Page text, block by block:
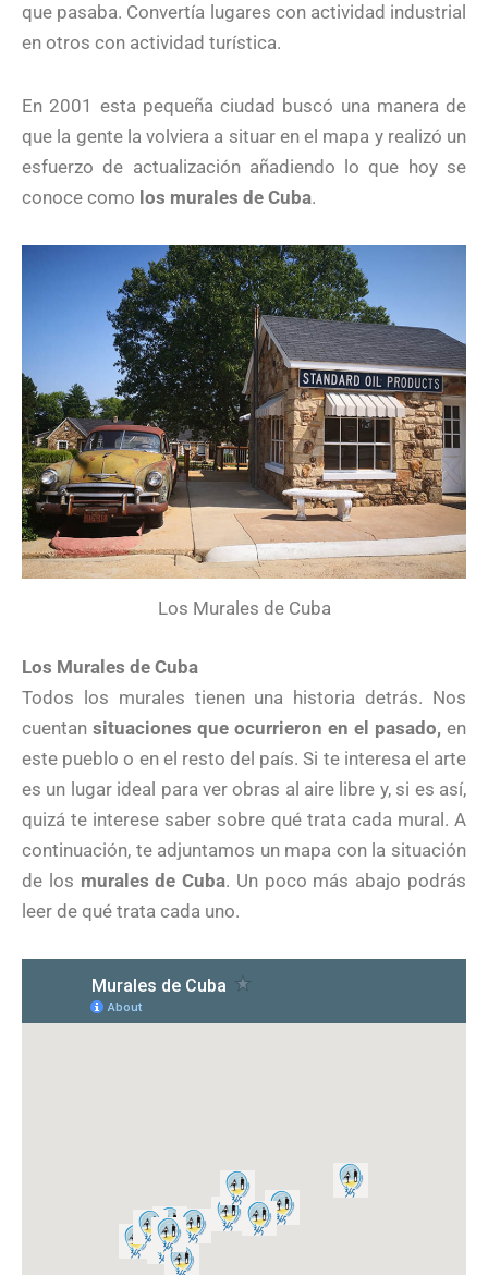
que pasaba. Convertía lugares con actividad industrial
en otros con actividad turística.
En 2001 esta pequeña ciudad buscó una manera de
que la gente la volviera a situar en el mapa y realizó un
esfuerzo de actualización añadiendo lo que hoy se
conoce como los murales de Cuba.
Los Murales de Cuba
Los Murales de Cuba
Todos los murales tienen una historia detrás. Nos
cuentan situaciones que ocurrieron en el pasado, en
este pueblo o en el resto del país. Si te interesa el arte
es un lugar ideal para ver obras al aire libre y, si es así,
quizá te interese saber sobre qué trata cada mural. A
continuación, te adjuntamos un mapa con la situación
de los murales de Cuba. Un poco más abajo podrás
leer de qué trata cada uno.